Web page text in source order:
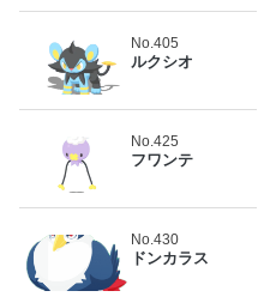
No.405
ルクシオ
No.425
フワンテ
No.430
ドンカラス